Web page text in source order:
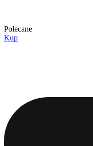
Polecane
Kup